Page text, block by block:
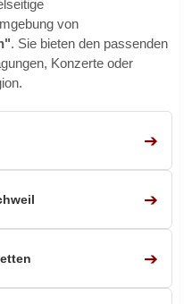
von
. Sie bieten den passenden
Konzerte oder
➔
➔
➔